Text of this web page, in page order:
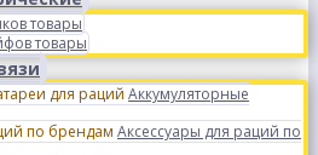
товары
товары
Аккумуляторные
Аксессуары для раций по